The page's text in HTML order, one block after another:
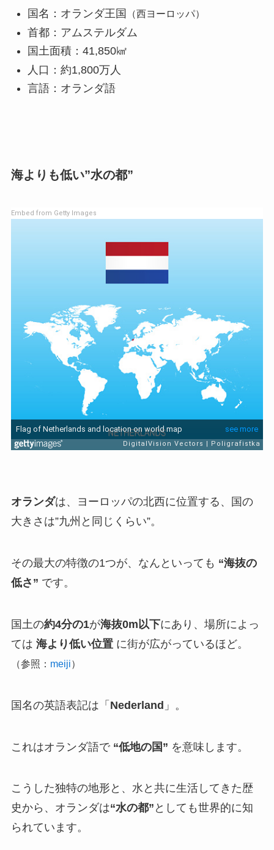
国名：オランダ王国 （西ヨーロッパ）
首都：アムステルダム
国土面積：41,850㎢
人口：約1,800万人
言語：オランダ語
海よりも低い”水の都”
Embed from Getty Images
オランダは、ヨーロッパの北西に位置する、国の
大きさは”九州と同じくらい”。
その最大の特徴の1つが、なんといっても “海抜の
低さ” です。
国土の約4分の1が海抜0m以下にあり、場所によっ
ては 海より低い位置 に街が広がっているほど。
（参照： meiji）
国名の英語表記は「 Nederland 」。
これはオランダ語で “低地の国” を意味します。
こうした独特の地形と、水と共に生活してきた歴
史から、オランダは“水の都” としても世界的に知
られています。